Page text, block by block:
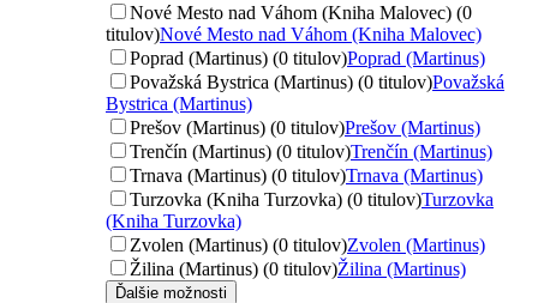
Nové Mesto nad Váhom (Kniha Malovec) (0
titulov)Nové Mesto nad Váhom (Kniha Malovec)
Poprad (Martinus) (0 titulov)Poprad (Martinus)
Považská Bystrica (Martinus) (0 titulov)Považská
Bystrica (Martinus)
Prešov (Martinus) (0 titulov)Prešov (Martinus)
Trenčín (Martinus) (0 titulov)Trenčín (Martinus)
Trnava (Martinus) (0 titulov)Trnava (Martinus)
Turzovka (Kniha Turzovka) (0 titulov)Turzovka
(Kniha Turzovka)
Zvolen (Martinus) (0 titulov)Zvolen (Martinus)
Žilina (Martinus) (0 titulov)Žilina (Martinus)
Ďalšie možnosti